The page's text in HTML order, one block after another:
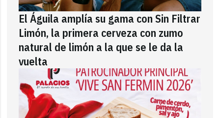
El Águila amplía su gama con Sin Filtrar
Limón, la primera cerveza con zumo
natural de limón a la que se le da la
vuelta